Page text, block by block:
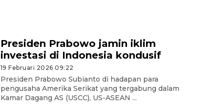
Presiden Prabowo jamin iklim
investasi di Indonesia kondusif
19 Februari 2026 09:22
Presiden Prabowo Subianto di hadapan para
pengusaha Amerika Serikat yang tergabung dalam
Kamar Dagang AS (USCC), US-ASEAN ...